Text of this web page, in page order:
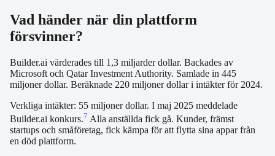
Vad händer när din plattform
försvinner?
Builder.ai värderades till 1,3 miljarder dollar. Backades av
Microsoft och Qatar Investment Authority. Samlade in 445
miljoner dollar. Beräknade 220 miljoner dollar i intäkter för 2024.
Verkliga intäkter: 55 miljoner dollar. I maj 2025 meddelade
Builder.ai konkurs.7 Alla anställda fick gå. Kunder, främst
startups och småföretag, fick kämpa för att flytta sina appar från
en död plattform.